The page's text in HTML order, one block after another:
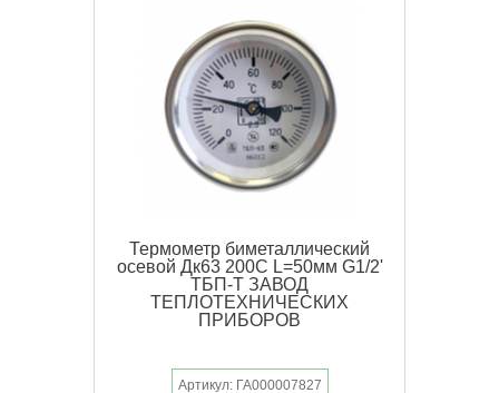
Термометр биметаллический
осевой Дк63 200С L=50мм G1/2'
ТБП-Т ЗАВОД
ТЕПЛОТЕХНИЧЕСКИХ
ПРИБОРОВ
Артикул: ГА000007827